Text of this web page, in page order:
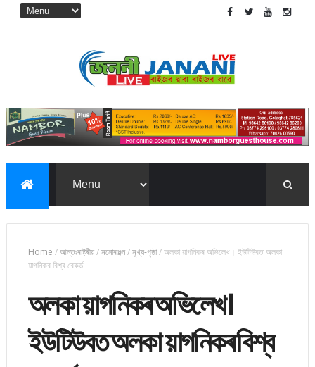
Home /আন্তঃৰাষ্ট্ৰীয়/মনোৰঞ্জন/মুখ্য-পৃষ্ঠা/অলকা য়াগনিকৰ অভিলেখ। ইউটিউবত অলকা
য়াগনিকৰ বিশ্ব ৰেকৰ্ড
অলকা য়াগনিকৰ অভিলেখ।
ইউটিউবত অলকা য়াগনিকৰ বিশ্ব